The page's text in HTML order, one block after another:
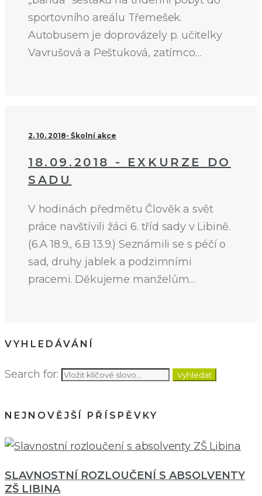
sportovního areálu Třemešek.
Autobusem je doprovázely p. učitelky
Vavrušová a Peštuková, zatímco…
2. 10. 2018 Školní akce
18.09.2018 - EXKURZE DO
SADU
V hodinách předmětu Člověk a svět
práce navštívili žáci 6. tříd sady v Libině.
(6.A 18.9., 6.B 13.9.) Seznámili se s péčí o
sad, druhy jablek a podzimními
pracemi. Děkujeme manželům…
VYHLEDÁVÁNÍ
Search for: Vyhledat
NEJNOVĚJŠÍ PŘÍSPĚVKY
SLAVNOSTNÍ ROZLOUČENÍ S ABSOLVENTY
ZŠ LIBINA